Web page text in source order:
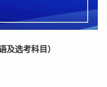
及选考科目）